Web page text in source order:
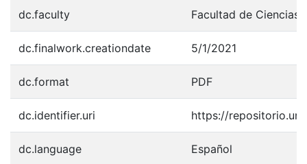
dc.faculty Facultad de Ciencias
dc.finalwork.creationdate 5/1/2021
dc.format PDF
dc.identifier.uri https://
dc.language Español